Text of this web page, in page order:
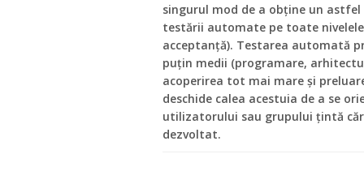
singurul mod de a obține un
testării automate pe toate
acceptanță). Testarea automată
puțin medii (programare,
acoperirea tot mai mare și
deschide calea acestuia de a se
utilizatorului sau grupului țintă
dezvoltat.